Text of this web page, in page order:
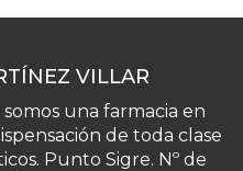
VILLAR
una farmacia en
de toda clase
Punto Sigre. Nº de